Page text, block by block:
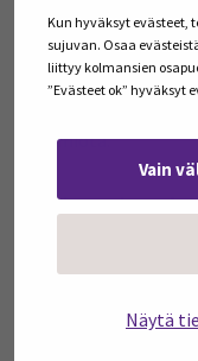
Kun hyväksyt evästeet,
sujuvan. Osaa
liittyy kolmansien
”Evästeet ok” hyväksyt
Vain
Näytä
tiedon
sitä ei välttämättä
mahdollisella
huomiota.